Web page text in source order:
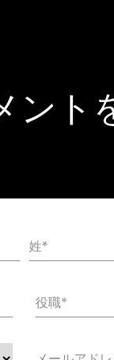
ント
姓*
役職*